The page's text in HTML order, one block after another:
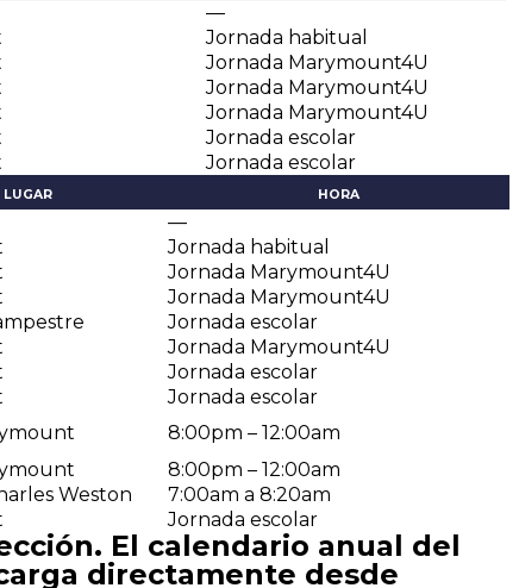
—
Jornada habitual
Jornada Marymount4U
Jornada Marymount4U
Jornada Marymount4U
Jornada escolar
Jornada escolar
LUGAR HORA
—
Jornada habitual
Jornada Marymount4U
Jornada Marymount4U
Jornada escolar
Jornada Marymount4U
Jornada escolar
Jornada escolar
8:00pm – 12:00am
8:00pm – 12:00am
Weston
7:00am a 8:20am
Jornada escolar
El calendario anual del
directamente desde